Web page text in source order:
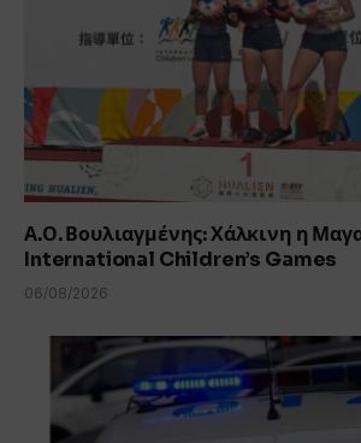
Α.Ο. Βουλιαγμένης: Χάλκινη η
International Children’s Games
06/08/2026